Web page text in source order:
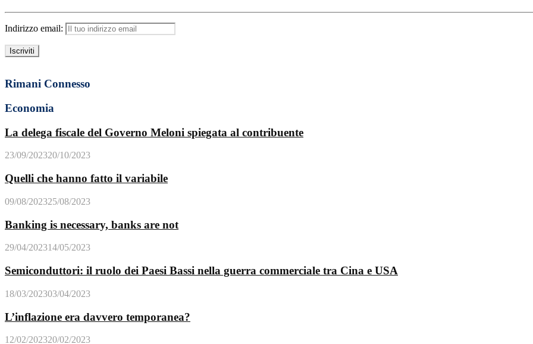
Indirizzo email:
Rimani Connesso
Economia
La delega fiscale del Governo Meloni spiegata al contribuente
23/09/202320/10/2023
Quelli che hanno fatto il variabile
09/08/202325/08/2023
Banking is necessary, banks are not
29/04/202314/05/2023
Semiconduttori: il ruolo dei Paesi Bassi nella guerra commerciale tra Cina e USA
18/03/202303/04/2023
L’inflazione era davvero temporanea?
12/02/202320/02/2023